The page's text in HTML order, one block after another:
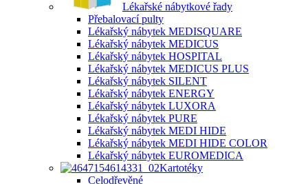
Lékařské nábytkové řady
Přebalovací pulty
Lékařský nábytek MEDISQUARE
Lékařský nábytek MEDICUS
Lékařský nábytek HOSPITAL
Lékařský nábytek MEDICUS PLUS
Lékařský nábytek SILENT
Lékařský nábytek ENERGY
Lékařský nábytek LUXORA
Lékařský nábytek PURE
Lékařský nábytek MEDI HIDE
Lékařský nábytek MEDI HIDE COLOR
Lékařský nábytek EUROMEDICA
Kartotéky
Celodřevěné